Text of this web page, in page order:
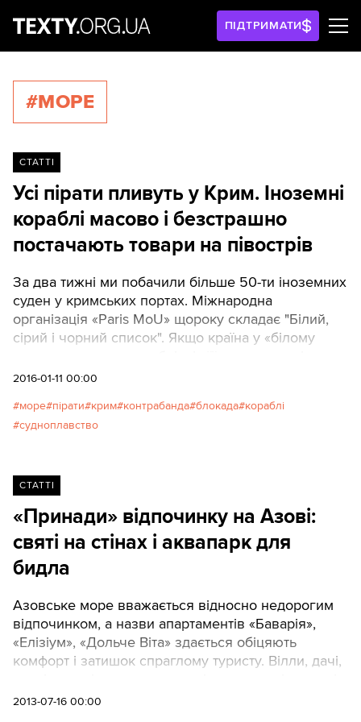
ПІДТРИМАТИ
#МОРЕ
СТАТТІ
Усі пірати пливуть у Крим. Іноземні
кораблі масово і безстрашно
постачають товари на півострів
За два тижні ми побачили більше 50-ти іноземних
суден у кримських портах. Міжнародна
організація «Paris MoU» щороку складає "Білий,
сірий і чорний список". Якщо країна у «білому
порушують правила. А в «чорний список» входять
Саме судна із «чорного» та «сірого» списків
навідуються до Криму найчастіше (російські ми не
2016-01-11 00:00
море пірати крим контрабанда блокада кораблі
судноплавство
СТАТТІ
«Принади» відпочинку на Азові:
святі на стінах і аквапарк для
бидла
Азовське море вважається відносно недорогим
відпочинком, а назви апартаментів «Баварія»,
«Елізіум», «Дольче Віта» здається обіцяють
комфорт і затишок спраглому туристу. Вілли, дачі,
розбігаються. Але варто придивитись уважніше і
2013-07-16 00:00